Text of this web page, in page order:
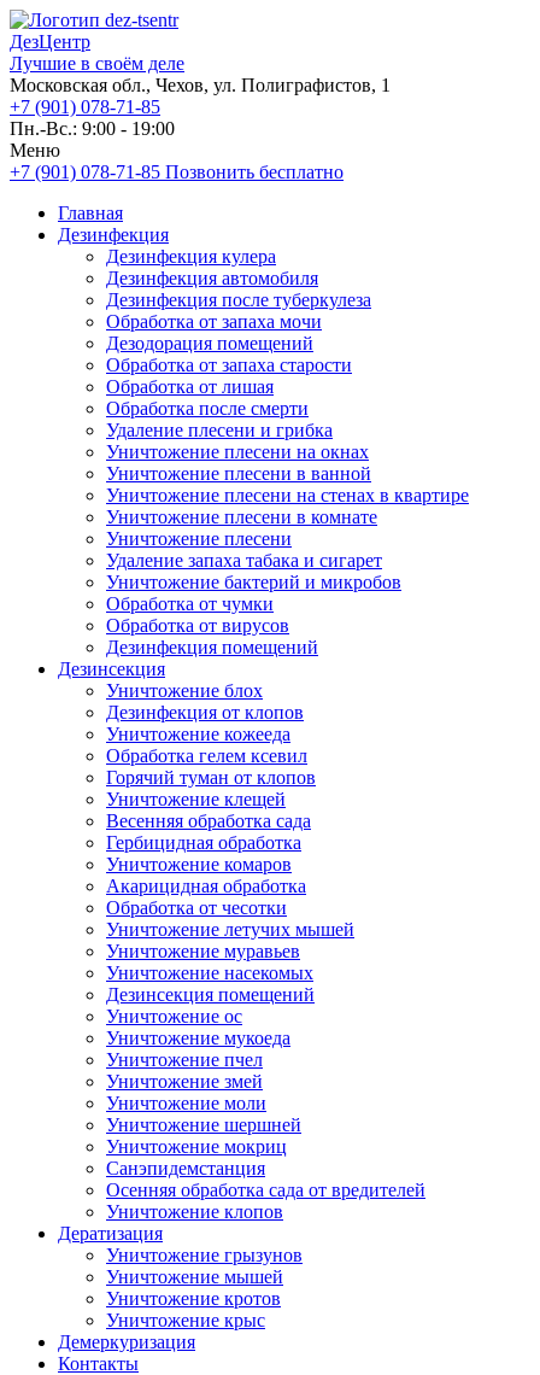
ДезЦентр
Лучшие в своём деле
Московская обл., Чехов, ул. Полиграфистов, 1
+7 (901) 078-71-85
Пн.-Вс.: 9:00 - 19:00
Меню
+7 (901) 078-71-85 Позвонить бесплатно
Главная
Дезинфекция
Дезинфекция кулера
Дезинфекция автомобиля
Дезинфекция после туберкулеза
Обработка от запаха мочи
Дезодорация помещений
Обработка от запаха старости
Обработка от лишая
Обработка после смерти
Удаление плесени и грибка
Уничтожение плесени на окнах
Уничтожение плесени в ванной
Уничтожение плесени на стенах в квартире
Уничтожение плесени в комнате
Уничтожение плесени
Удаление запаха табака и сигарет
Уничтожение бактерий и микробов
Обработка от чумки
Обработка от вирусов
Дезинфекция помещений
Дезинсекция
Уничтожение блох
Дезинфекция от клопов
Уничтожение кожееда
Обработка гелем ксевил
Горячий туман от клопов
Уничтожение клещей
Весенняя обработка сада
Гербицидная обработка
Уничтожение комаров
Акарицидная обработка
Обработка от чесотки
Уничтожение летучих мышей
Уничтожение муравьев
Уничтожение насекомых
Дезинсекция помещений
Уничтожение ос
Уничтожение мукоеда
Уничтожение пчел
Уничтожение змей
Уничтожение моли
Уничтожение шершней
Уничтожение мокриц
Санэпидемстанция
Осенняя обработка сада от вредителей
Уничтожение клопов
Дератизация
Уничтожение грызунов
Уничтожение мышей
Уничтожение кротов
Уничтожение крыс
Демеркуризация
Контакты